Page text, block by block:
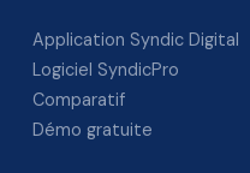
Application Syndic Digital
Logiciel SyndicPro
Comparatif
Démo gratuite